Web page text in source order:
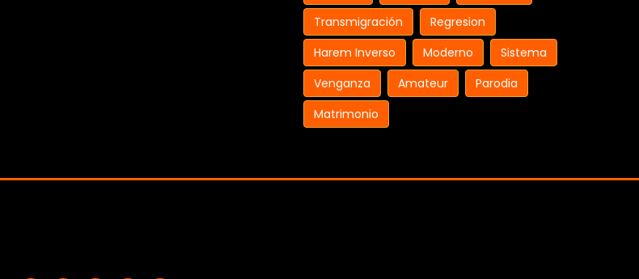
Transmigración
Regresion
Harem Inverso
Moderno
Sistema
Venganza
Amateur
Parodia
Matrimonio